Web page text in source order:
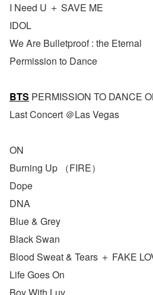
I Need U ＋ SAVE ME
IDOL
We Are Bulletproof : the Eternal
Permission to Dance
BTS PERMISSION TO DANCE
Last Concert ＠Las Vegas
ON
Burning Up （FIRE）
Dope
DNA
Blue & Grey
Black Swan
Blood Sweat & Tears ＋ FAKE
Life Goes On